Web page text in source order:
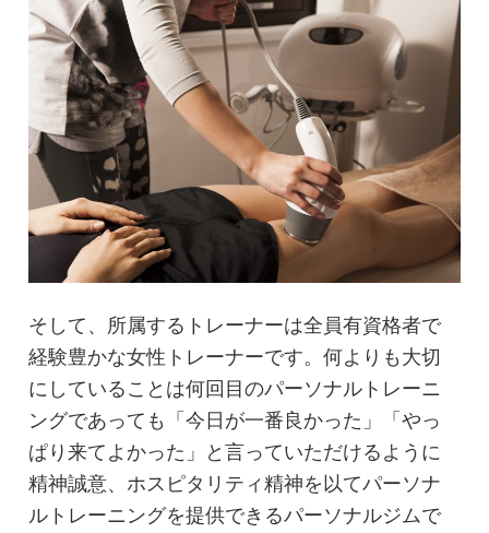
そして、所属するトレーナーは全員有資格者で
経験豊かな女性トレーナーです。何よりも大切
にしていることは何回目のパーソナルトレーニ
ングであっても「今日が一番良かった」「やっ
ぱり来てよかった」と言っていただけるように
精神誠意、ホスピタリティ精神を以てパーソナ
ルトレーニングを提供できるパーソナルジムで